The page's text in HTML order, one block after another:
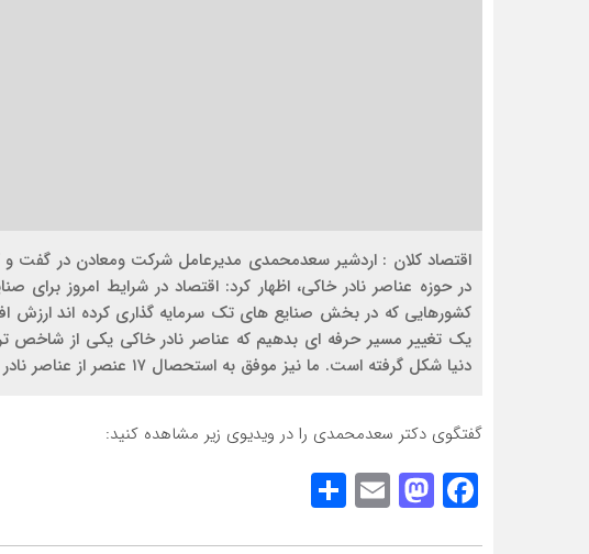
اقتصاد کلان : اردشیر سعدمحمدی مدیرعامل شرکت ومعادن در گفت و گو
در حوزه عناصر نادر خاکی، اظهار کرد: اقتصاد در شرایط امروز
کشورهایی که در بخش صنایع های تک سرمایه گذاری کرده اند ارزش
یک تغییر مسیر حرفه ای بدهیم که عناصر نادر خاکی یکی از شاخص
دنیا شکل گرفته است. ما نیز موفق به استحصال ۱۷ عنصر از عناصر نادر خاکی شده ایم.
گفتگوی دکتر سعدمحمدی را در ویدیوی زیر مشاهده کنید:
Facebook
Mastodon
Email